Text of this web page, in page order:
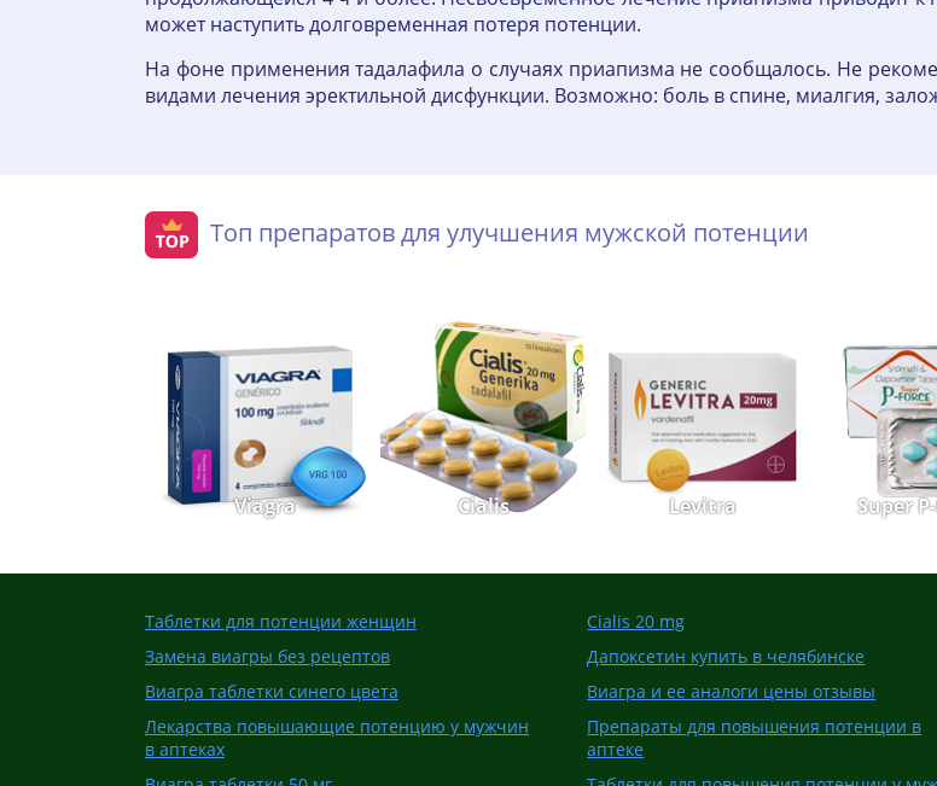
может наступить долговременная потеря потенции.
На фоне применения тадалафила о случаях приапизма не сообщалось. Не
видами лечения эректильной дисфункции. Возможно: боль в спине, миалгия,
Топ препаратов для улучшения мужской потенции
Viagra Cialis Levitra Super
Таблетки для потенции женщин
Замена виагры без рецептов
Виагра таблетки синего цвета
Лекарства повышающие потенцию у мужчин
в аптеках
Cialis 20 mg
Дапоксетин купить в челябинске
Виагра и ее аналоги цены отзывы
Препараты для повышения потенции в
аптеке